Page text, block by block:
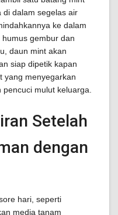
di dalam segelas air
ke dalam
gembur dan
daun mint akan
siap dipetik kapan
yang menyegarkan
mulut keluarga.
Setelah
dengan
hari, seperti
media tanam